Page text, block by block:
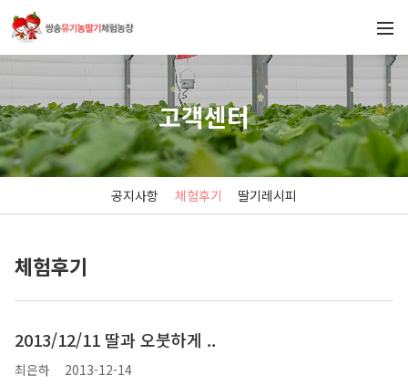
고객센터
공지사항 체험후기 딸기레시피
체험후기
2013/12/11 딸과 오붓하게 ..
최은하 2013-12-14